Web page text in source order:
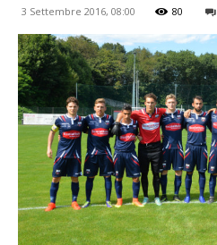
3 Settembre 2016, 08:00 80